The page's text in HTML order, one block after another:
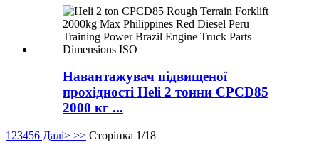
Навантажувач підвищеної
прохідності Heli 2 тонни CPCD85
2000 кг ...
1 23456 Далі> >> Сторінка 1/18